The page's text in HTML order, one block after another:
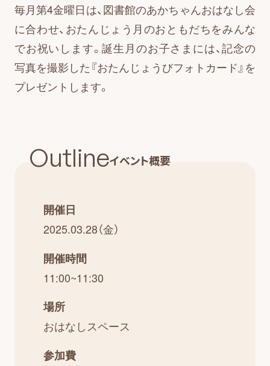
毎月第4金曜日は、図書館のあかちゃんおはなし会
に合わせ、おたんじょう月のおともだちをみんな
でお祝いします。誕生月のお子さまには、記念の
写真を撮影した『おたんじょうびフォトカード』を
プレゼントします。
Outlineイベント概要
開催日
2025.03.28（金）
開催時間
11:00~11:30
場所
おはなしスペース
参加費